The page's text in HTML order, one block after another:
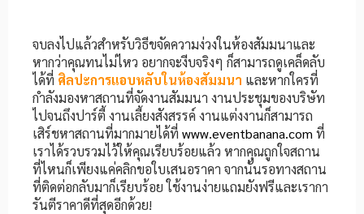
จบลงไปแล้วสำหรับวิธีขจัดความง่วงในห้องสัมมนาและ
หากว่าคุณทนไม่ไหว อยากจะงีบจริงๆ ก็สามารถดูเคล็ดลับ
ได้ที่ ศิลปะการแอบหลับในห้องสัมมนา และหากใครที่
กำลังมองหาสถานที่จัดงานสัมมนา งานประชุมของบริษัท
ไปจนถึงปาร์ตี้ งานเลี้ยงสังสรรค์ งานแต่งงานก็สามารถ
เสิร์ชหาสถานที่มากมายได้ที่ www.eventbanana.com ที่
เราได้รวบรวมไว้ให้คุณเรียบร้อยแล้ว หากคุณถูกใจสถาน
ที่ไหนก็เพียงแค่คลิกขอใบเสนอราคา จากนั้นรอทางสถาน
ที่ติดต่อกลับมาก็เรียบร้อย ใช้งานง่ายแถมยังฟรีและเรากา
รันตีราคาดีที่สุดอีกด้วย!